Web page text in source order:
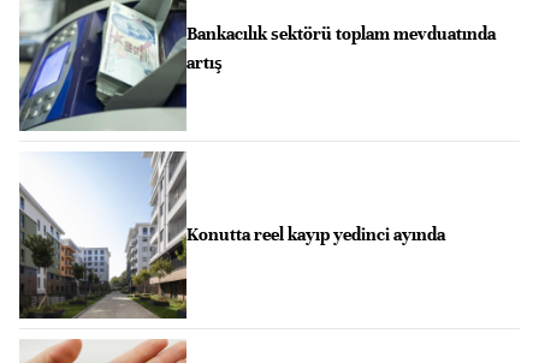
Bankacılık sektörü toplam mevduatında
artış
Konutta reel kayıp yedinci ayında